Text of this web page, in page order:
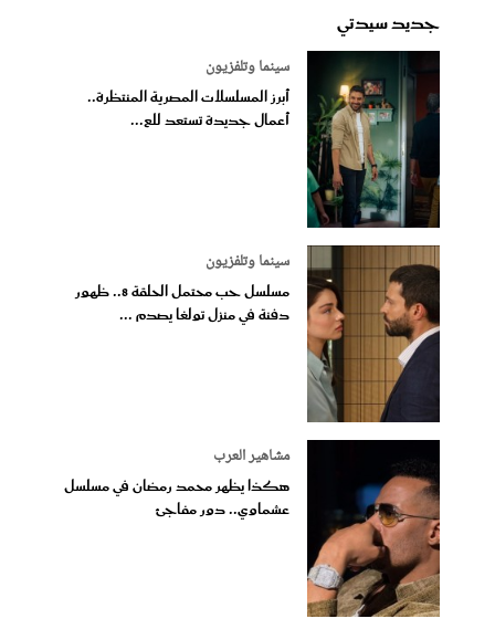
جديد سيدتي
سينما وتلفزيون
أبرز المسلسلات المصرية المنتظرة..
أعمال جديدة تستعد للع...
سينما وتلفزيون
مسلسل حب محتمل الحلقة 8.. ظهور
دفنة في منزل تولغا يصدم ...
مشاهير العرب
هكذا يظهر محمد رمضان في مسلسل
عشماوي.. دور مفاجئ